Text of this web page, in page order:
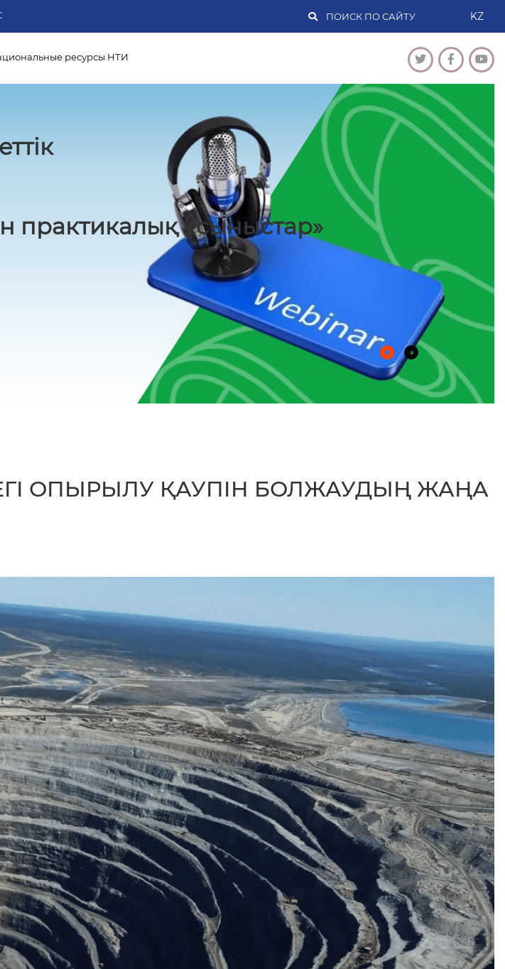
KZ
ресурсы НТИ
практикалық ұсыныстар»
ОПЫРЫЛУ ҚАУПІН БОЛЖАУДЫҢ ЖАҢА